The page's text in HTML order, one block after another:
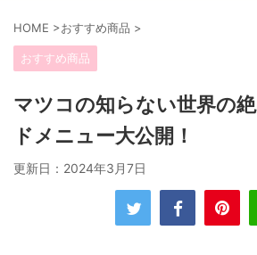
HOME >おすすめ商品 >
おすすめ商品
マツコの知らない世界の
ドメニュー大公開！
更新日： 2024年3月7日